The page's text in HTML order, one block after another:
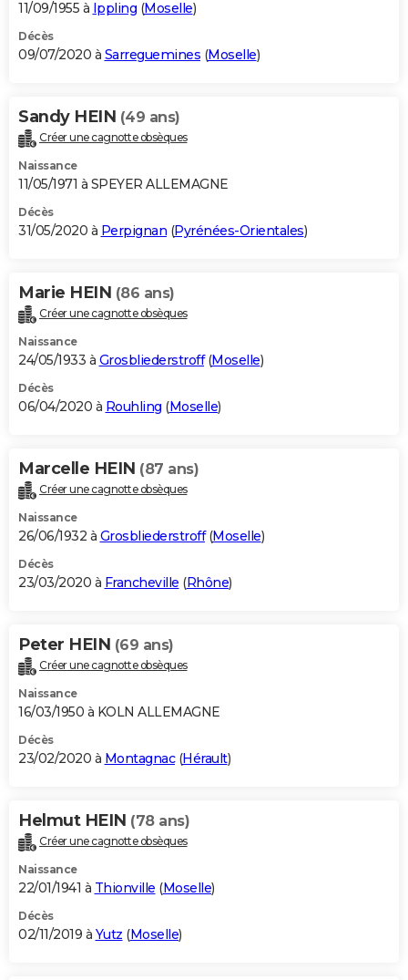
11/09/1955 à Ippling (Moselle)
Décès
09/07/2020 à Sarreguemines (Moselle)
Sandy HEIN (49 ans)
Créer une cagnotte obsèques
Naissance
11/05/1971 à SPEYER ALLEMAGNE
Décès
31/05/2020 à Perpignan (Pyrénées-Orientales)
Marie HEIN (86 ans)
Créer une cagnotte obsèques
Naissance
24/05/1933 à Grosbliederstroff(Moselle)
Décès
06/04/2020 à Rouhling (Moselle)
Marcelle HEIN (87 ans)
Créer une cagnotte obsèques
Naissance
26/06/1932 à Grosbliederstroff(Moselle)
Décès
23/03/2020 à Francheville (Rhône)
Peter HEIN (69 ans)
Créer une cagnotte obsèques
Naissance
16/03/1950 à KOLN ALLEMAGNE
Décès
23/02/2020 à Montagnac(Hérault)
Helmut HEIN (78 ans)
Créer une cagnotte obsèques
Naissance
22/01/1941 à Thionville (Moselle)
Décès
02/11/2019 à Yutz (Moselle)